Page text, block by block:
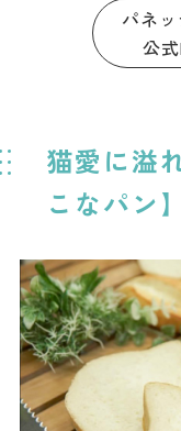
パネ
公
猫愛に溢
こなパン】